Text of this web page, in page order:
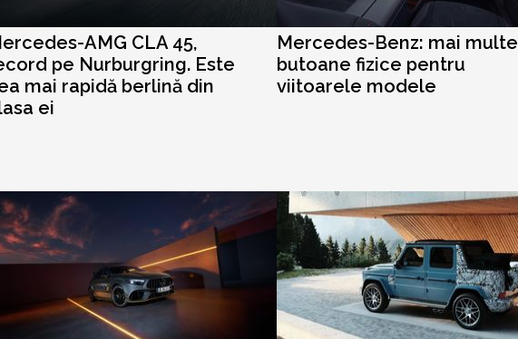
AMG CLA 45,
pe Nurburgring. Este
mai rapidă berlină din
ei
Mercedes-Benz: mai multe
butoane fizice pentru
viitoarele modele